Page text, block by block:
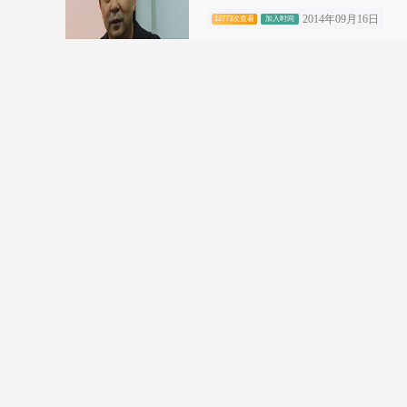
12773次查看 加入时间 2014年09月16日